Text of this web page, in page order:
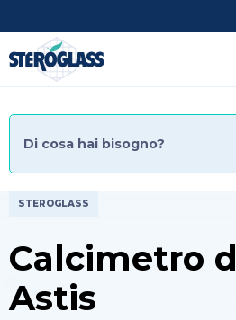
al
contenuto
principale
STEROGLASS
Calcimetro
Astis